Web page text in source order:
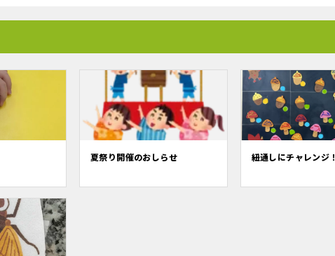
夏祭り開催のおしらせ 紐通しにチャレンジ！